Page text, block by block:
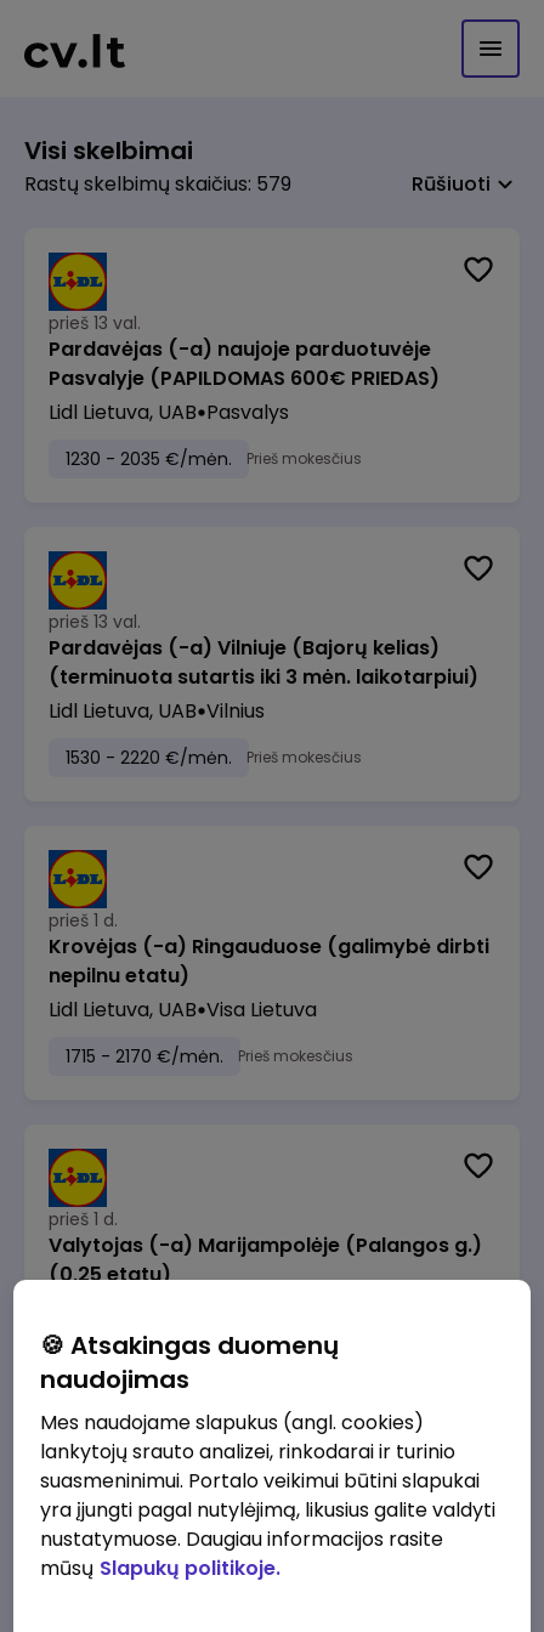
Visi skelbimai
Rastų skelbimų skaičius: 579 Rūšiuoti
prieš 13 val.
Pardavėjas (-a) naujoje parduotuvėje
Pasvalyje (PAPILDOMAS 600€ PRIEDAS)
Lidl Lietuva, UAB Pasvalys
1230 - 2035 €/mėn. Prieš mokesčius
prieš 13 val.
Pardavėjas (-a) Vilniuje (Bajorų kelias)
(terminuota sutartis iki 3 mėn. laikotarpiui)
Lidl Lietuva, UAB Vilnius
1530 - 2220 €/mėn. Prieš mokesčius
prieš 1 d.
Krovėjas (-a) Ringauduose (galimybė dirbti
nepilnu etatu)
Lidl Lietuva, UAB Visa Lietuva
1715 - 2170 €/mėn. Prieš mokesčius
prieš 1 d.
Valytojas (-a) Marijampolėje (Palangos g.)
(0,25 etatu)
289 - 337 €/mėn. Prieš mokesčius
prieš 1 d.
Talent Development Project Manager (fixed
term - 1.5 years)
🍪 Atsakingas duomenų
naudojimas
Mes naudojame slapukus (angl. cookies)
lankytojų srauto analizei, rinkodarai ir turinio
suasmeninimui. Portalo veikimui būtini slapukai
yra įjungti pagal nutylėjimą, likusius galite valdyti
nustatymuose. Daugiau informacijos rasite
mūsų Slapukų politikoje.